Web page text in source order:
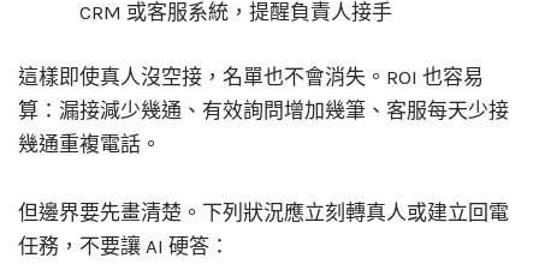
CRM 或客服系統，提醒負責人接手
這樣即使真人沒空接，名單也不會消失。ROI 也容易
算：漏接減少幾通、有效詢問增加幾筆、客服每天少接
幾通重複電話。
但邊界要先畫清楚。下列狀況應立刻轉真人或建立回電
任務，不要讓 AI 硬答：